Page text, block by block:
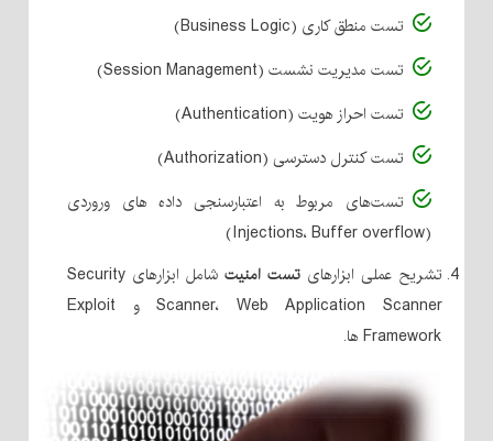
تست منطق كاری (Business Logic)
تست مدیریت نشست (Session Management)
تست احراز هویت (Authentication)
تست كنترل دسترسی (Authorization)
تست‌های مربوط به اعتبارسنجی داده های وروردی
(Injections، Buffer overflow)
تشریح عملی ابزارهای تست امنیت
شامل ابزارهای Security
Scanner، Web Application Scanner و Exploit
Framework ها.